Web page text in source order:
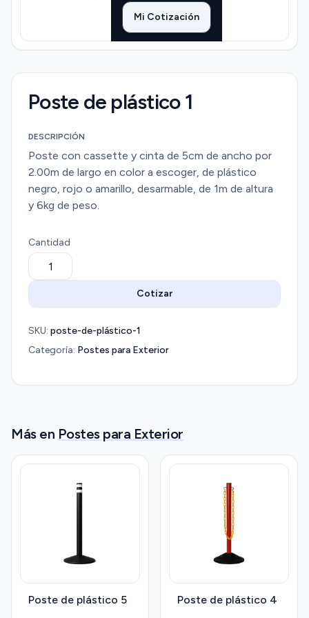
Mi Cotización
Poste de plástico 1
DESCRIPCIÓN
Poste con cassette y cinta de 5cm de ancho por
2.00m de largo en color a escoger, de plástico
negro, rojo o amarillo, desarmable, de 1m de altura
y 6kg de peso.
Cantidad
Cotizar
SKU: poste-de-plástico-1
Categoría: Postes para Exterior
Más en Postes para Exterior
Poste de plástico 5 Poste de plástico 4